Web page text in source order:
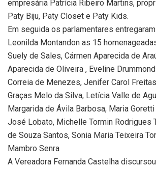
empresária Patrícia Ribeiro Martins,
Paty Biju, Paty Closet e Paty Kids.
Em seguida os parlamentares
Leonilda Montandon as 15
Suely de Sales, Cármen Aparecida de
Aparecida de Oliveira , Eveline
Correia de Menezes, Jenifer Carol
Graças Melo da Silva, Letícia Valle de
Margarida de Ávila Barbosa, Maria
José Lobato, Michelle Tormin Rodrigues
de Souza Santos, Sonia Maria Teixeira
Mambro Senra
A Vereadora Fernanda Castelha